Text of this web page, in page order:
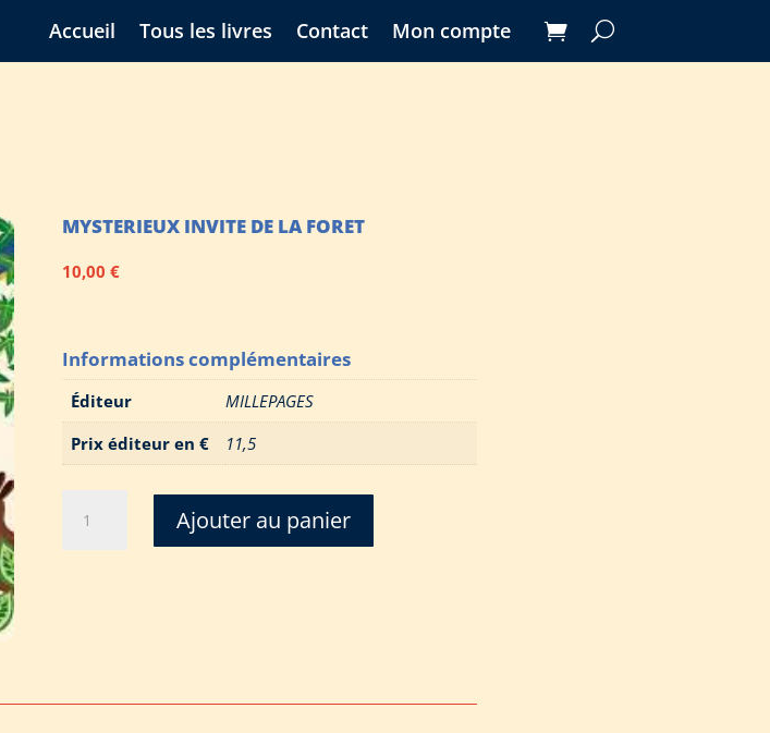
Accueil Tous les livres Contact Mon compte
MYSTERIEUX INVITE DE LA FORET
10,00€
Informations complémentaires
Éditeur
MILLEPAGES
Prix éditeur en €
11,5
MYSTERIEUX
Ajouter au panier